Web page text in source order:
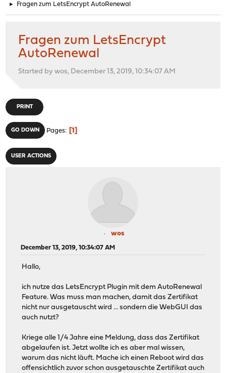
► Fragen zum LetsEncrypt AutoRenewal
Fragen zum LetsEncrypt
AutoRenewal
Started by wos, December 13, 2019, 10:34:07 AM
PRINT
GO DOWN Pages 1
USER ACTIONS
wos
December 13, 2019, 10:34:07 AM
Hallo,
ich nutze das LetsEncrypt Plugin mit dem AutoRenewal
Feature. Was muss man machen, damit das Zertifikat
nicht nur ausgetauscht wird ... sondern die WebGUI das
auch nutzt?
Kriege alle 1/4 Jahre eine Meldung, dass das Zertifikat
abgelaufen ist. Jetzt wollte ich es aber mal wissen,
warum das nicht läuft. Mache ich einen Reboot wird das
offensichtlich zuvor schon ausgetauschte Zertifikat auch